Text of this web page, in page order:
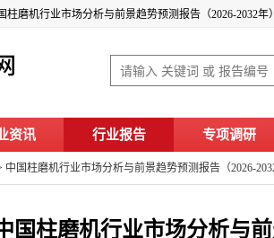
磨机行业市场分析与前景趋势预测报告（2026-2032年）
资讯 行业报告 专项调研
中国柱磨机行业市场分析与前景趋势预测报告（2026-
国柱磨机行业市场分析与前